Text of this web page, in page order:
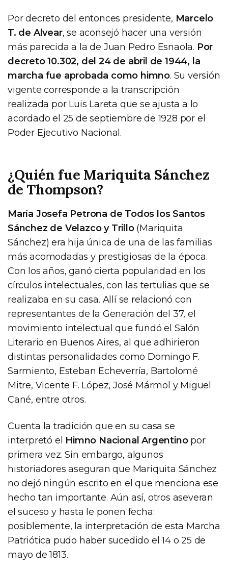
Por decreto del entonces presidente, Marcelo
T. de Alvear, se aconsejó hacer una versión
más parecida a la de Juan Pedro Esnaola. Por
decreto 10.302, del 24 de abril de 1944, la
marcha fue aprobada como himno. Su versión
vigente corresponde a la transcripción
realizada por Luis Lareta que se ajusta a lo
acordado el 25 de septiembre de 1928 por el
Poder Ejecutivo Nacional.
¿Quién fue Mariquita Sánchez
de Thompson?
María Josefa Petrona de Todos los Santos
Sánchez de Velazco y Trillo(Mariquita
Sánchez) era hija única de una de las familias
más acomodadas y prestigiosas de la época.
Con los años, ganó cierta popularidad en los
círculos intelectuales, con las tertulias que se
realizaba en su casa. Allí se relacionó con
representantes de la Generación del 37, el
movimiento intelectual que fundó el Salón
Literario en Buenos Aires, al que adhirieron
distintas personalidades como Domingo F.
Sarmiento, Esteban Echeverría, Bartolomé
Mitre, Vicente F. López, José Mármol y Miguel
Cané, entre otros.
Cuenta la tradición que en su casa se
interpretó el Himno Nacional Argentinopor
primera vez. Sin embargo, algunos
historiadores aseguran que Mariquita Sánchez
no dejó ningún escrito en el que menciona ese
hecho tan importante. Aún así, otros aseveran
el suceso y hasta le ponen fecha:
posiblemente, la interpretación de esta Marcha
Patriótica pudo haber sucedido el 14 o 25 de
mayo de 1813.